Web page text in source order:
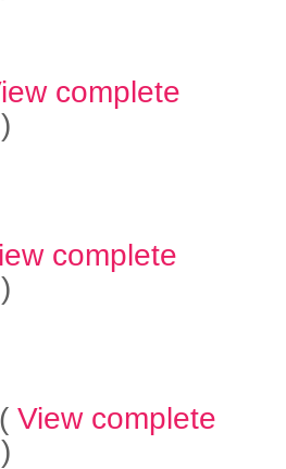
complete
)
complete
)
( View complete
)